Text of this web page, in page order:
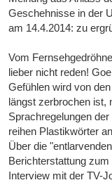
Geschehnisse in der
am 14.4.2014: zu
Vom
lieber nicht reden!
Gefühlen wird von
längst zerbrochen ist,
Sprachregelungen
reihen Plastikwörter
Über die
Berichterstattung
Interview mit der TV-